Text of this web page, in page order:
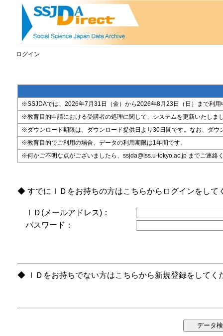
ログイン
※SSJDAでは、2026年7月31日（金）から2026年8月23日（日）まで利
※教育目的申請における受講者の処理に関して、システムを更新いたしま
※ダウンロード期限は、ダウンロード提供日より30日間です。なお、ダ
※教育目的でご利用の場合、データの利用期限は1年間です。
※何かご不明な点がございましたら、ssjda@iss.u-tokyo.ac.jp までご連絡
◆ すでにＩＤをお持ちの方はこちらからログインをして
ＩＤ(メールアドレス)：
パスワード：
◆ ＩＤをお持ちでない方はこちらから新規登録をしてく